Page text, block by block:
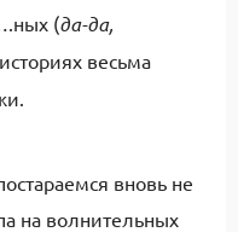
(да-да,
весьма
вновь не
на волнительных